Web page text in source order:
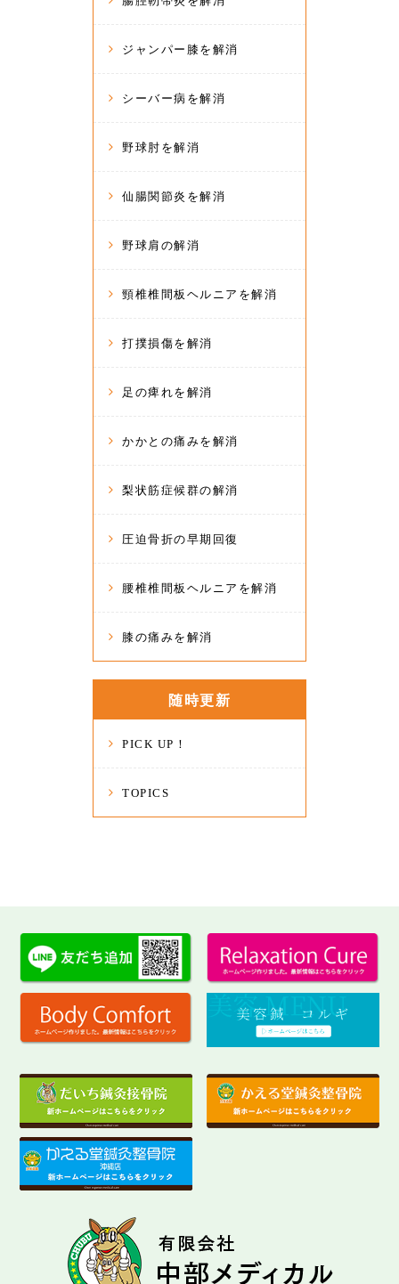
ジャンパー膝を解消
シーバー病を解消
野球肘を解消
仙腸関節炎を解消
野球肩の解消
頸椎椎間板ヘルニアを解消
打撲損傷を解消
足の痺れを解消
かかとの痛みを解消
梨状筋症候群の解消
圧迫骨折の早期回復
腰椎椎間板ヘルニアを解消
膝の痛みを解消
随時更新
PICK UP！
TOPICS